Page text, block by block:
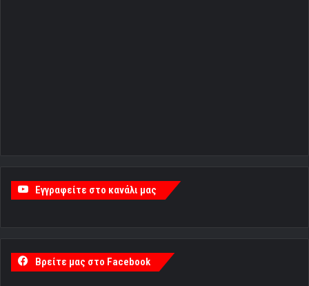
Εγγραφείτε στο κανάλι μας
Βρείτε μας στο Facebook